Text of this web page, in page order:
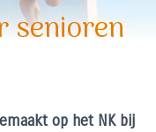
senioren
op het NK bij